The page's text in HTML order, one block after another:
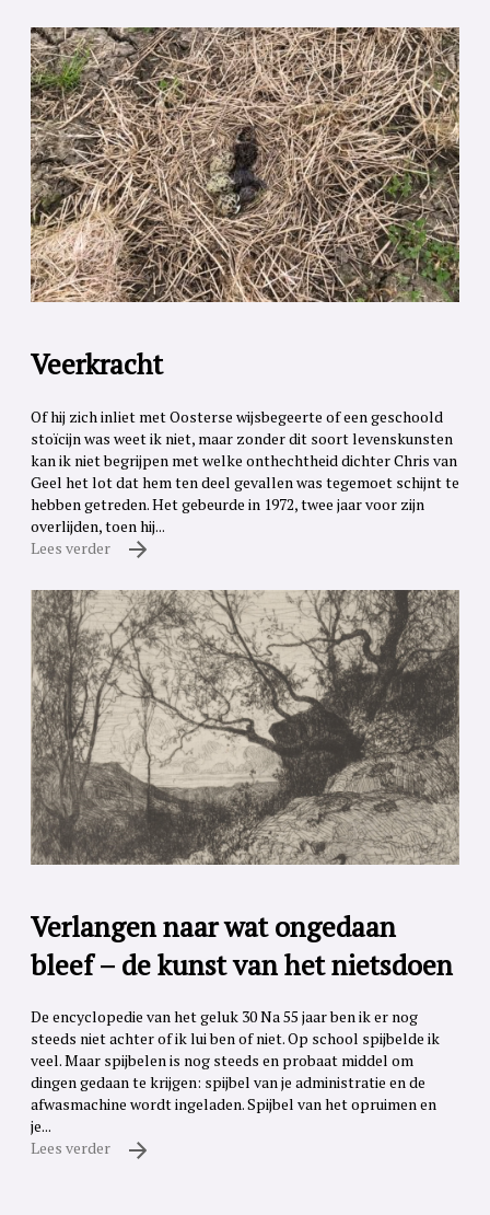
Veerkracht
Of hij zich inliet met Oosterse wijsbegeerte of een geschoold
stoïcijn was weet ik niet, maar zonder dit soort levenskunsten
kan ik niet begrijpen met welke onthechtheid dichter Chris van
Geel het lot dat hem ten deel gevallen was tegemoet schijnt te
hebben getreden. Het gebeurde in 1972, twee jaar voor zijn
overlijden, toen hij...
Lees verder
Verlangen naar wat ongedaan
bleef – de kunst van het nietsdoen
De encyclopedie van het geluk 30 Na 55 jaar ben ik er nog
steeds niet achter of ik lui ben of niet. Op school spijbelde ik
veel. Maar spijbelen is nog steeds en probaat middel om
dingen gedaan te krijgen: spijbel van je administratie en de
afwasmachine wordt ingeladen. Spijbel van het opruimen en
je...
Lees verder